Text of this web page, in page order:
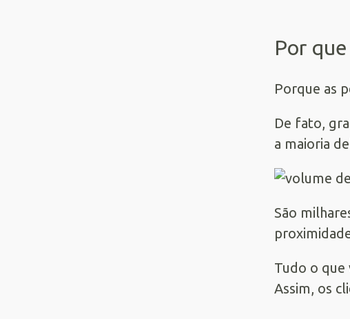
Por
Porque as
De fato,
a maioria
São
Tudo o que
Assim, os